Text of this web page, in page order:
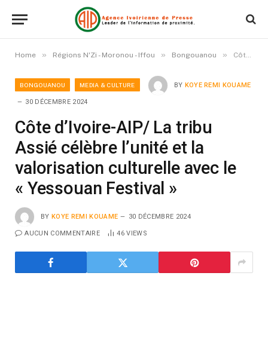
Home » Régions N'Zi - Moronou - Iffou » Bongouanou » Côte d’Ivoire-AIP/ La tribu Assié célèbre l’unité et la valorisation culturelle avec le « Yessouan Festival »
BONGOUANOU MEDIA & CULTURE BY KOYE REMI KOUAME
30 DÉCEMBRE 2024
Côte d’Ivoire-AIP/ La tribu
Assié célèbre l’unité et la
valorisation culturelle avec le
« Yessouan Festival »
BY KOYE REMI KOUAME 30 DÉCEMBRE 2024
AUCUN COMMENTAIRE 46VIEWS